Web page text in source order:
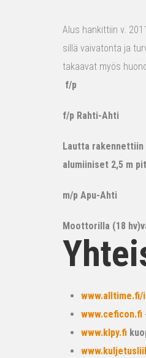
Alus hankittiin v.
sillä vaivatonta ja
takaavat myös
f/p
f/p Rahti-Ahti
Lautta rakennettiin
alumiiniset 2,5 m
m/p Apu-Ahti
Moottorilla (18
www.alltime.fi/
www.ceficon.fi
www.klpy.fi